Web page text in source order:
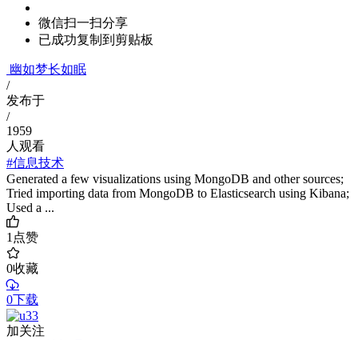
微信扫一扫分享
已成功复制到剪贴板
幽如梦长如眠
/
发布于
/
1959
人观看
#信息技术
Generated a few visualizations using MongoDB and other sources;
Tried importing data from MongoDB to Elasticsearch using Kibana;
Used a ...
1点赞
0收藏
0下载
加关注